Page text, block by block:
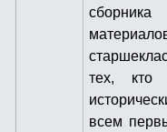
сборника
тех, кто
всем